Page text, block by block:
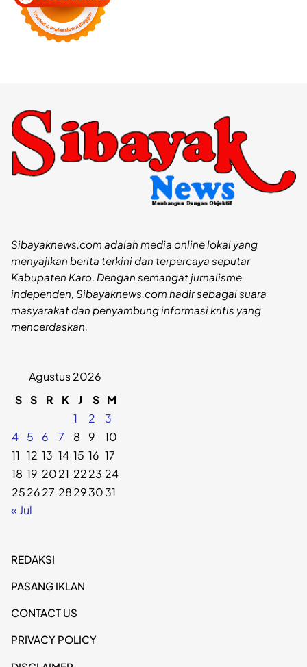
Sibayaknews.com adalah media online lokal yang
menyajikan berita terkini dan terpercaya seputar
Kabupaten Karo. Dengan semangat jurnalisme
independen, Sibayaknews.com hadir sebagai suara
masyarakat dan penyambung informasi kritis yang
mencerdaskan.
Agustus 2026
S S R K J S M
1
2
3
4
5 6 7 8 9
10
11 12 13 14 15 16 17
18 19 2021 2223 24
252627 28293031
« Jul
REDAKSI
PASANG IKLAN
CONTACT US
PRIVACY POLICY